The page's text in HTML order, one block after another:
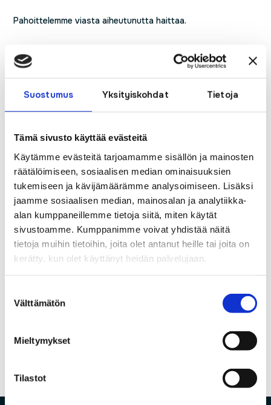
Suostumus Yksityiskohdat Tietoja
Tämä sivusto käyttää evästeitä
Käytämme evästeitä tarjoamamme sisällön ja mainosten
räätälöimiseen, sosiaalisen median ominaisuuksien
tukemiseen ja kävijämäärämme analysoimiseen. Lisäksi
jaamme sosiaalisen median, mainosalan ja analytiikka-
alan kumppaneillemme tietoja siitä, miten käytät
sivustoamme. Kumppanimme voivat yhdistää näitä
tietoja muihin tietoihin, joita olet antanut heille tai joita on
kerätty, kun olet käyttänyt heidän palvelujaan.
valinta
Välttämätön
Mieltymykset
Tilastot
Pahoittelemme viasta aiheutunutta haittaa.
Luitko jo nämä?
PyhäNetin palvelut laajentuvat Elisan
112- päivänä syytä huomioida vahinkojen
Nyt vietetään mediataitoviikkoa – Huoli
digiosaamisesta ja myös medialukutaidosta
verkossa
Julkinen kuuleminen laajakaistaverkon
rakentamisesta
Joulun ja vuodenvaihteen aukioloajat
Maxivisionin IPTV- palvelun käyttöoikeus
Valokuituliittymä nopein ja luotettavin
internetyhteys
←Edellinen Seuraava →